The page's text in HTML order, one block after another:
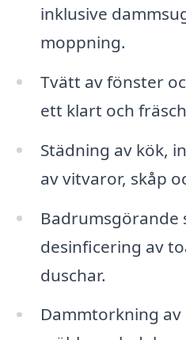
inklusive
moppning.
Tvätt av fönster
ett klart och
Städning av kök,
av vitvaror, skåp
Badrumsgörande
desinficering av
duschar.
Dammtorkning av